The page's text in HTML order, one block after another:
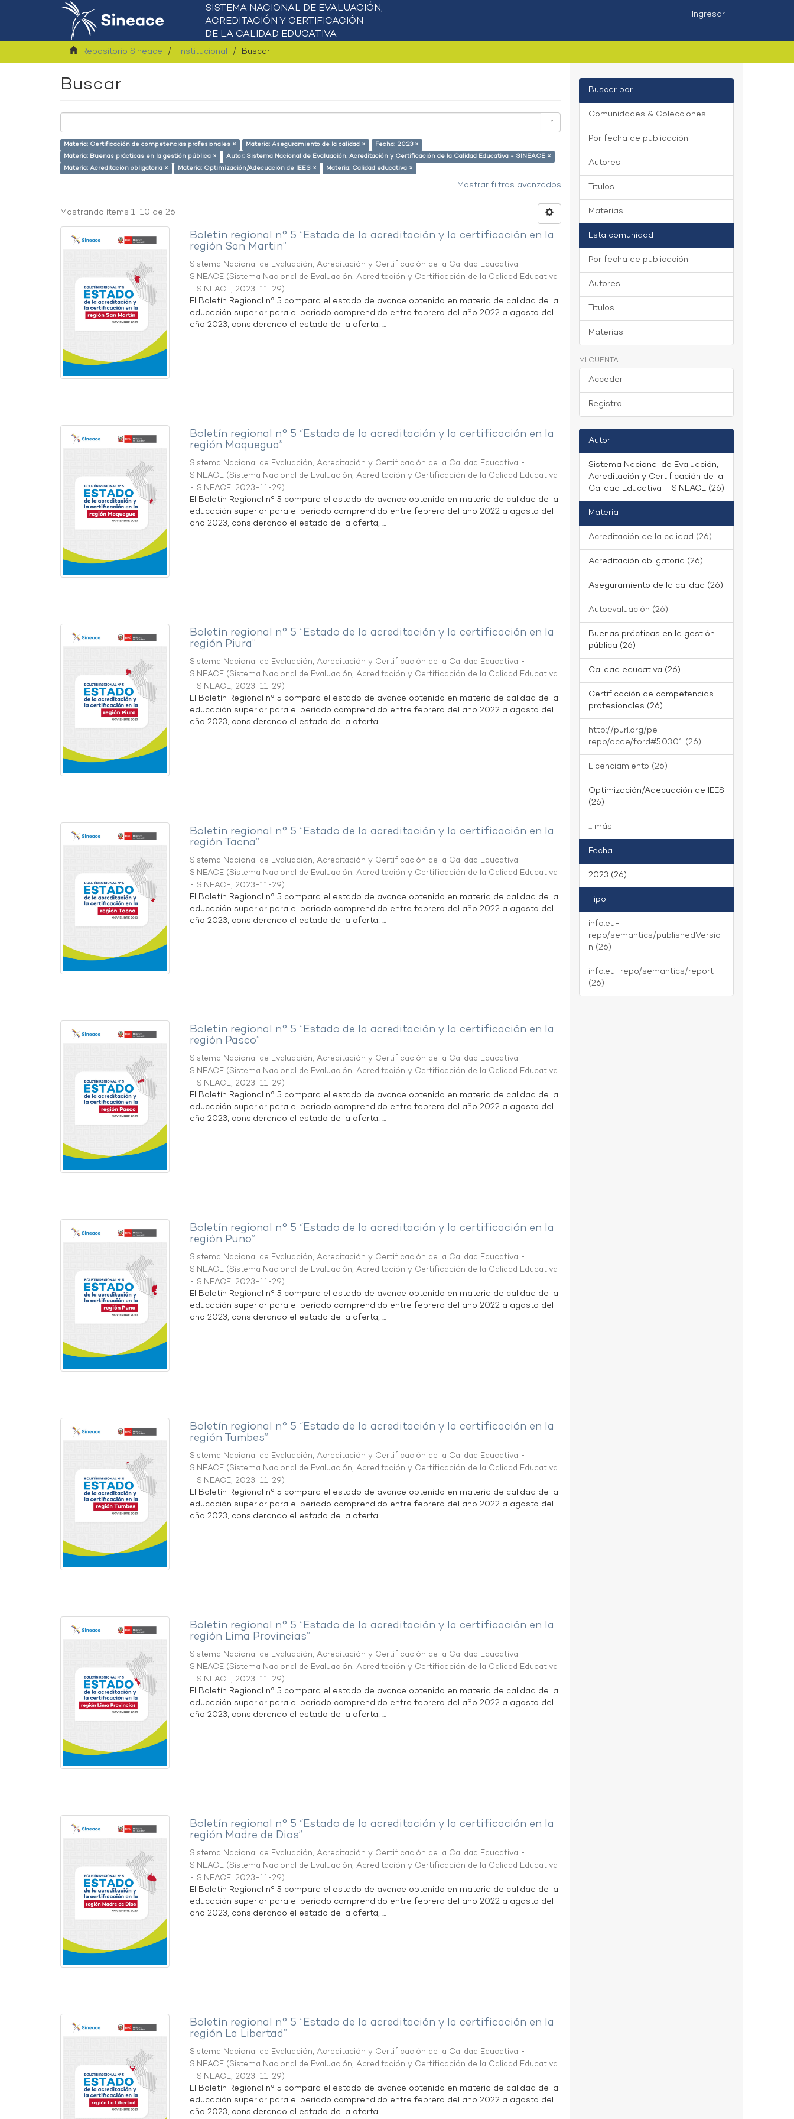
Ingresar
Repositorio Sineace Institucional Buscar
Buscar
Ir
Materia: Certificación de competencias profesionales × Materia: Aseguramiento de la calidad ×
Fecha: 2023 ×
Materia: Buenas prácticas en la gestión pública ×
Autor: Sistema Nacional de Evaluación, Acreditación y Certificación de la Calidad Educativa - SINEACE ×
Materia: Acreditación obligatoria ×
Materia: Optimización/Adecuación de IEES × Materia: Calidad educativa ×
Mostrar filtros avanzados
Mostrando ítems 1-10 de 26
Boletín regional n° 5 “Estado de la acreditación y la certificación en la
región San Martin”
Sistema Nacional de Evaluación, Acreditación y Certificación de la Calidad Educativa -
SINEACE (Sistema Nacional de Evaluación, Acreditación y Certificación de la Calidad Educativa
- SINEACE, 2023-11-29)
El Boletín Regional n° 5 compara el estado de avance obtenido en materia de calidad de la
educación superior para el periodo comprendido entre febrero del año 2022 a agosto del
año 2023, considerando el estado de la oferta, ...
Boletín regional n° 5 “Estado de la acreditación y la certificación en la
región Moquegua”
Sistema Nacional de Evaluación, Acreditación y Certificación de la Calidad Educativa -
SINEACE (Sistema Nacional de Evaluación, Acreditación y Certificación de la Calidad Educativa
- SINEACE, 2023-11-29)
El Boletín Regional n° 5 compara el estado de avance obtenido en materia de calidad de la
educación superior para el periodo comprendido entre febrero del año 2022 a agosto del
año 2023, considerando el estado de la oferta, ...
Boletín regional n° 5 “Estado de la acreditación y la certificación en la
región Piura”
Sistema Nacional de Evaluación, Acreditación y Certificación de la Calidad Educativa -
SINEACE (Sistema Nacional de Evaluación, Acreditación y Certificación de la Calidad Educativa
- SINEACE, 2023-11-29)
El Boletín Regional n° 5 compara el estado de avance obtenido en materia de calidad de la
educación superior para el periodo comprendido entre febrero del año 2022 a agosto del
año 2023, considerando el estado de la oferta, ...
Boletín regional n° 5 “Estado de la acreditación y la certificación en la
región Tacna”
Sistema Nacional de Evaluación, Acreditación y Certificación de la Calidad Educativa -
SINEACE (Sistema Nacional de Evaluación, Acreditación y Certificación de la Calidad Educativa
- SINEACE, 2023-11-29)
El Boletín Regional n° 5 compara el estado de avance obtenido en materia de calidad de la
educación superior para el periodo comprendido entre febrero del año 2022 a agosto del
año 2023, considerando el estado de la oferta, ...
Boletín regional n° 5 “Estado de la acreditación y la certificación en la
región Pasco”
Sistema Nacional de Evaluación, Acreditación y Certificación de la Calidad Educativa -
SINEACE (Sistema Nacional de Evaluación, Acreditación y Certificación de la Calidad Educativa
- SINEACE, 2023-11-29)
El Boletín Regional n° 5 compara el estado de avance obtenido en materia de calidad de la
educación superior para el periodo comprendido entre febrero del año 2022 a agosto del
año 2023, considerando el estado de la oferta, ...
Boletín regional n° 5 “Estado de la acreditación y la certificación en la
región Puno”
Sistema Nacional de Evaluación, Acreditación y Certificación de la Calidad Educativa -
SINEACE (Sistema Nacional de Evaluación, Acreditación y Certificación de la Calidad Educativa
- SINEACE, 2023-11-29)
El Boletín Regional n° 5 compara el estado de avance obtenido en materia de calidad de la
educación superior para el periodo comprendido entre febrero del año 2022 a agosto del
año 2023, considerando el estado de la oferta, ...
Boletín regional n° 5 “Estado de la acreditación y la certificación en la
región Tumbes”
Sistema Nacional de Evaluación, Acreditación y Certificación de la Calidad Educativa -
SINEACE (Sistema Nacional de Evaluación, Acreditación y Certificación de la Calidad Educativa
- SINEACE, 2023-11-29)
El Boletín Regional n° 5 compara el estado de avance obtenido en materia de calidad de la
educación superior para el periodo comprendido entre febrero del año 2022 a agosto del
año 2023, considerando el estado de la oferta, ...
Boletín regional n° 5 “Estado de la acreditación y la certificación en la
región Lima Provincias”
Sistema Nacional de Evaluación, Acreditación y Certificación de la Calidad Educativa -
SINEACE (Sistema Nacional de Evaluación, Acreditación y Certificación de la Calidad Educativa
- SINEACE, 2023-11-29)
El Boletín Regional n° 5 compara el estado de avance obtenido en materia de calidad de la
educación superior para el periodo comprendido entre febrero del año 2022 a agosto del
año 2023, considerando el estado de la oferta, ...
Boletín regional n° 5 “Estado de la acreditación y la certificación en la
región Madre de Dios”
Sistema Nacional de Evaluación, Acreditación y Certificación de la Calidad Educativa -
SINEACE (Sistema Nacional de Evaluación, Acreditación y Certificación de la Calidad Educativa
- SINEACE, 2023-11-29)
El Boletín Regional n° 5 compara el estado de avance obtenido en materia de calidad de la
educación superior para el periodo comprendido entre febrero del año 2022 a agosto del
año 2023, considerando el estado de la oferta, ...
Boletín regional n° 5 “Estado de la acreditación y la certificación en la
región La Libertad”
Sistema Nacional de Evaluación, Acreditación y Certificación de la Calidad Educativa -
SINEACE (Sistema Nacional de Evaluación, Acreditación y Certificación de la Calidad Educativa
- SINEACE, 2023-11-29)
El Boletín Regional n° 5 compara el estado de avance obtenido en materia de calidad de la
educación superior para el periodo comprendido entre febrero del año 2022 a agosto del
año 2023, considerando el estado de la oferta, ...
Buscar por
Comunidades & Colecciones
Por fecha de publicación
Autores
Títulos
Materias
Esta comunidad
Por fecha de publicación
Autores
Títulos
Materias
MI CUENTA
Acceder
Registro
Autor
Sistema Nacional de Evaluación,
Acreditación y Certificación de la
Calidad Educativa - SINEACE (26)
Materia
Acreditación de la calidad (26)
Acreditación obligatoria (26)
Aseguramiento de la calidad (26)
Autoevaluación (26)
Buenas prácticas en la gestión
pública (26)
Calidad educativa (26)
Certificación de competencias
profesionales (26)
http://purl.org/pe-
repo/ocde/ford#5.03.01 (26)
Licenciamiento (26)
Optimización/Adecuación de IEES
(26)
... más
Fecha
2023 (26)
Tipo
info:eu-
repo/semantics/publishedVersio
n (26)
info:eu-repo/semantics/report
(26)